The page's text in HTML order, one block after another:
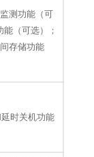
测功能（可
能（可选）；
存储功能
时关机功能